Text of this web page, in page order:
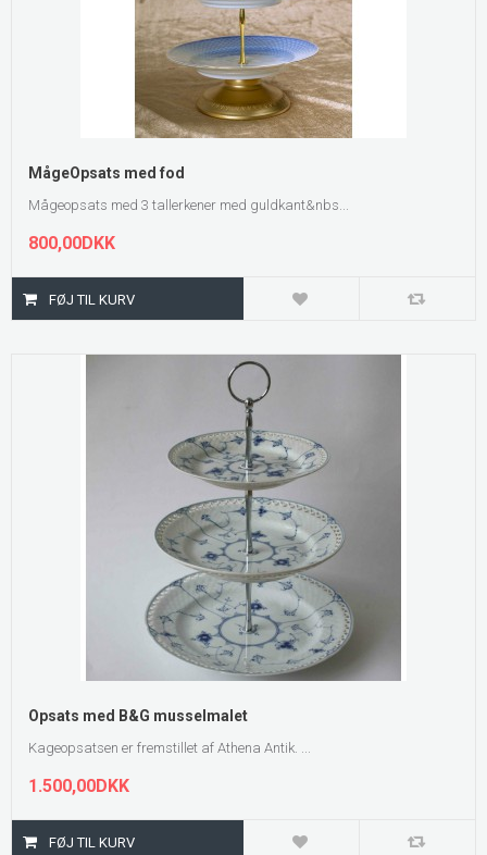
MågeOpsats med fod
Mågeopsats med 3 tallerkener med guldkant&nbs...
800,00DKK
Opsats med B&G musselmalet
Kageopsatsen er fremstillet af Athena Antik. ...
1.500,00DKK